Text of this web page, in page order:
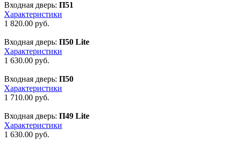
Входная дверь: П51
Характеристики
1 820.00 руб.
Входная дверь: П50 Lite
Характеристики
1 630.00 руб.
Входная дверь: П50
Характеристики
1 710.00 руб.
Входная дверь: П49 Lite
Характеристики
1 630.00 руб.